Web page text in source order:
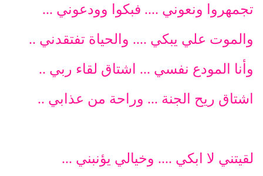
تجمهروا ونعوني .... فبكوا وودعوني ...
والموت علي يبكي .... والحياة تفتقدني ..
وأنا المودع نفسي ... اشتاق لقاء ربي ..
اشتاق ريح الجنة ... وراحة من عذابي ..
لقيتني لا ابكي .... وخيالي يؤنبني ...